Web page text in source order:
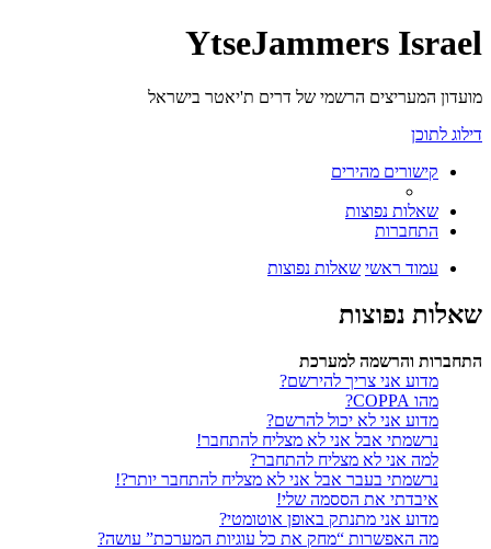
YtseJammers Israel
מועדון המעריצים הרשמי של דרים ת'יאטר בישראל
דילוג לתוכן
קישורים מהירים
שאלות נפוצות
התחברות
עמוד ראשי שאלות נפוצות
שאלות נפוצות
התחברות והרשמה למערכת
מדוע אני צריך להירשם?
מהו COPPA?
מדוע אני לא יכול להרשם?
נרשמתי אבל אני לא מצליח להתחבר!
למה אני לא מצליח להתחבר?
נרשמתי בעבר אבל אני לא מצליח להתחבר יותר?!
איבדתי את הססמה שלי!
מדוע אני מתנתק באופן אוטומטי?
מה האפשרות “מחק את כל עוגיות המערכת” עושה?